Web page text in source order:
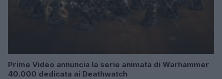
Prime Video annuncia la serie animata di Warhammer
40.000 dedicata ai Deathwatch